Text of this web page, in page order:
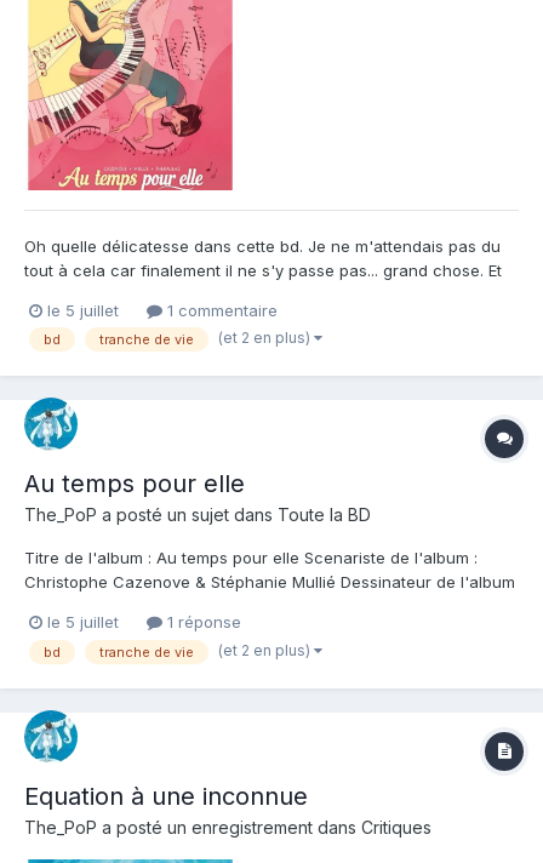
Oh quelle délicatesse dans cette bd. Je ne m'attendais pas du
tout à cela car finalement il ne s'y passe pas... grand chose. Et
clos, beaucoup de sujets sont abordés, et ce tout autour d'un
personnages principal qui finalement ne parle...
le 5 juillet 1 commentaire
bd tranche de vie (et 2 en plus)
Au temps pour elle
The_PoP a posté un sujet dans Toute la BD
Titre de l'album : Au temps pour elle Scenariste de l'album :
Christophe Cazenove & Stéphanie Mullié Dessinateur de l'album
l'album : Grand Angle Note : Résumé de l'album : Une pianiste
virtuose incapable de jouer...
le 5 juillet 1 réponse
bd tranche de vie (et 2 en plus)
Equation à une inconnue
The_PoP a posté un enregistrement dans Critiques